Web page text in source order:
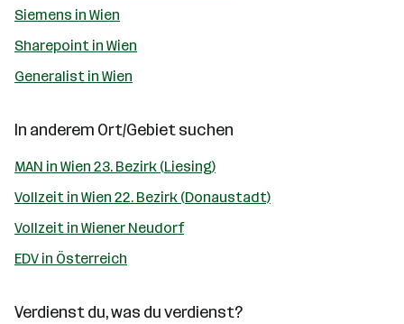
Siemens in Wien
Sharepoint in Wien
Generalist in Wien
In anderem Ort/Gebiet suchen
MAN in Wien 23. Bezirk (Liesing)
Vollzeit in Wien 22. Bezirk (Donaustadt)
Vollzeit in Wiener Neudorf
EDV in Österreich
Verdienst du, was du verdienst?